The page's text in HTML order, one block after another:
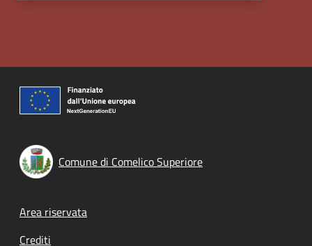
Comune di Comelico Superiore
Footer menu
Area riservata
Crediti